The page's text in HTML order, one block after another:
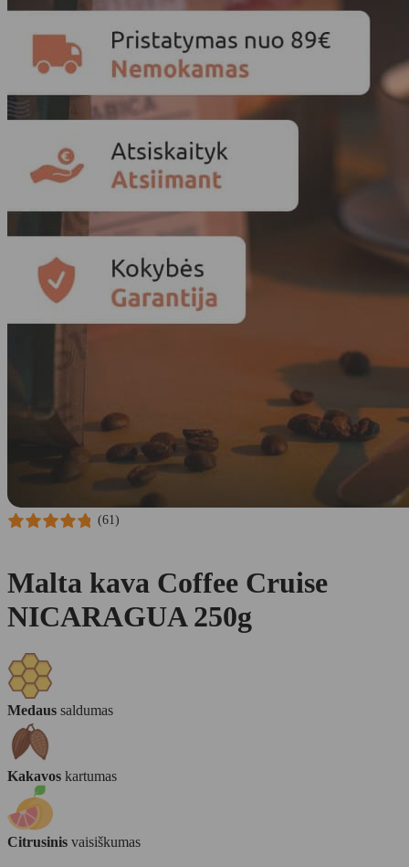
(61)
Malta kava Coffee Cruise
NICARAGUA 250g
Medaus saldumas
Kakavos kartumas
Citrusinis vaisiškumas